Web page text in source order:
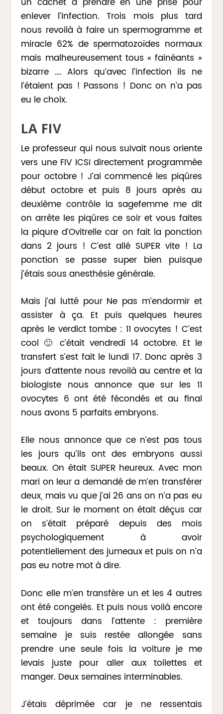
enlever l’infection. Trois mois plus tard
nous revoilà à faire un spermogramme et
miracle 62% de spermatozoïdes normaux
mais malheureusement tous « fainéants »
bizarre …. Alors qu’avec l’infection ils ne
l’étaient pas ! Passons ! Donc on n’a pas
eu le choix.
LA FIV
Le professeur qui nous suivait nous oriente
vers une FIV ICSI directement programmée
pour octobre ! J’ai commencé les piqûres
début octobre et puis 8 jours après au
deuxième contrôle la sagefemme me dit
on arrête les piqûres ce soir et vous faites
la piqure d’Ovitrelle car on fait la ponction
dans 2 jours ! C’est allé SUPER vite ! La
ponction se passe super bien puisque
j’étais sous anesthésie générale.
Mais j’ai lutté pour Ne pas m’endormir et
assister à ça. Et puis quelques heures
après le verdict tombe : 11 ovocytes ! C’est
cool 🙂 c’était vendredi 14 octobre. Et le
transfert s’est fait le lundi 17. Donc après 3
jours d’attente nous revoilà au centre et la
biologiste nous annonce que sur les 11
ovocytes 6 ont été fécondés et au final
nous avons 5 parfaits embryons.
Elle nous annonce que ce n’est pas tous
les jours qu’ils ont des embryons aussi
beaux. On était SUPER heureux. Avec mon
mari on leur a demandé de m’en transférer
deux, mais vu que j’ai 26 ans on n’a pas eu
le droit. Sur le moment on était déçus car
on s’était préparé depuis des mois
psychologiquement à avoir
potentiellement des jumeaux et puis on n’a
pas eu notre mot à dire.
Donc elle m’en transfère un et les 4 autres
ont été congelés. Et puis nous voilà encore
et toujours dans l’attente : première
semaine je suis restée allongée sans
prendre une seule fois la voiture je me
levais juste pour aller aux toilettes et
manger. Deux semaines interminables.
J’étais déprimée car je ne ressentais